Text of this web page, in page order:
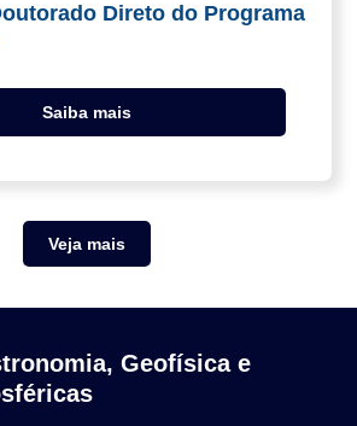
Direto do Programa
Saiba mais
Veja mais
Geofísica e